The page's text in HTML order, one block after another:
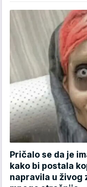
Pričalo se da je
kako bi postala
napravila u živog